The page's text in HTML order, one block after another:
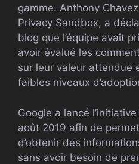
gamme. Anthony
Privacy Sandbox, a
blog que l’équipe avait
avoir évalué les
sur leur valeur attendue
faibles niveaux
Google a lancé
août 2019 afin de
d’obtenir des
sans avoir besoin de